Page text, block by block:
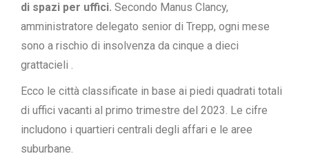
di spazi per uffici. Secondo Manus Clancy,
amministratore delegato senior di Trepp, ogni mese
sono a rischio di insolvenza da cinque a dieci
grattacieli .
Ecco le città classificate in base ai piedi quadrati totali
di uffici vacanti al primo trimestre del 2023. Le cifre
includono i quartieri centrali degli affari e le aree
suburbane.